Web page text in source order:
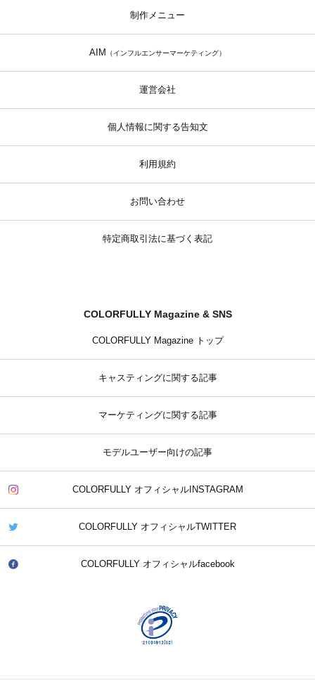
制作メニュー
AIM （インフルエンサーマーケティング）
運営会社
個人情報に関する告知文
利用規約
お問い合わせ
特定商取引法に基づく表記
COLORFULLY Magazine & SNS
COLORFULLY Magazine トップ
キャスティングに関する記事
マーケティングに関する記事
モデルユーザー向けの記事
COLORFULLY オフィシャルINSTAGRAM
COLORFULLY オフィシャルTWITTER
COLORFULLY オフィシャルfacebook